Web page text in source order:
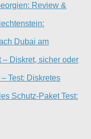
Review &
Dubai am
– Diskret, sicher oder
Test: Diskretes
Schutz-Paket Test: